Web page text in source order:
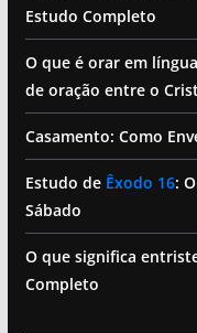
Estudo Completo
O que é orar em
de oração entre o
Casamento: Como
Estudo de Êxodo 16:
Sábado
O que significa
Completo